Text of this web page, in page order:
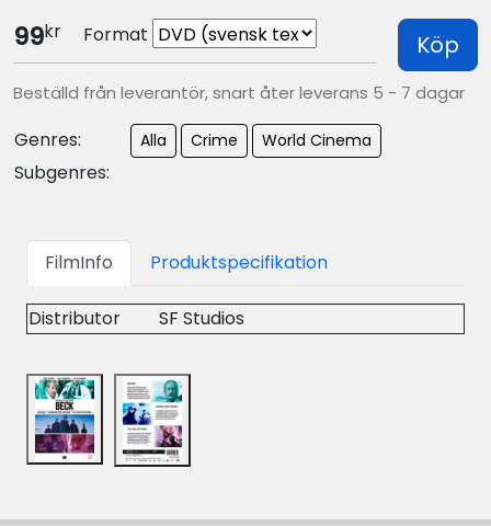
99kr Format Köp
Beställd från leverantör, snart åter leverans 5 - 7 dagar
Genres: Alla Crime World Cinema
Subgenres:
FilmInfo Produktspecifikation
Distributor SF Studios